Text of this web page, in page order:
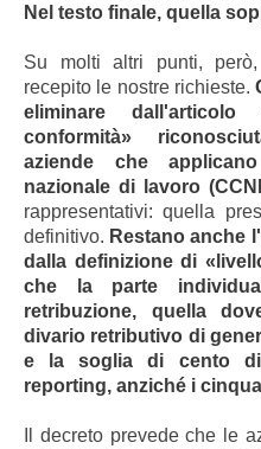
Nel testo finale, quella
Su molti altri punti,
recepito le nostre richieste.
eliminare
conformità»
aziende che
nazionale di lavoro
rappresentativi: quella
definitivo. Restano anche
dalla definizione di
che la parte
retribuzione, quella
divario retributivo di
e la soglia di cento
reporting, anziché i
Il decreto prevede che le